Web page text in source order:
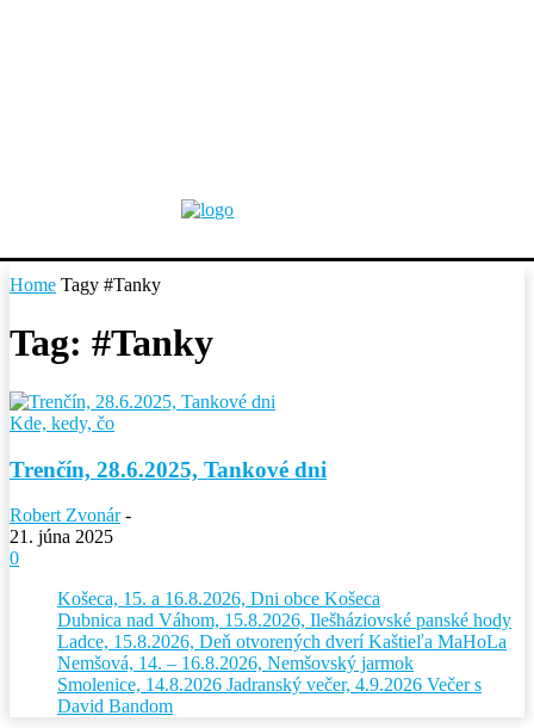
Home Tagy #Tanky
Tag: #Tanky
Kde, kedy, čo
Trenčín, 28.6.2025, Tankové dni
Robert Zvonár -
21. júna 2025
0
Košeca, 15. a 16.8.2026, Dni obce Košeca
Dubnica nad Váhom, 15.8.2026, Ilešháziovské panské hody
Ladce, 15.8.2026, Deň otvorených dverí Kaštieľa MaHoLa
Nemšová, 14. – 16.8.2026, Nemšovský jarmok
Smolenice, 14.8.2026 Jadranský večer, 4.9.2026 Večer s
David Bandom